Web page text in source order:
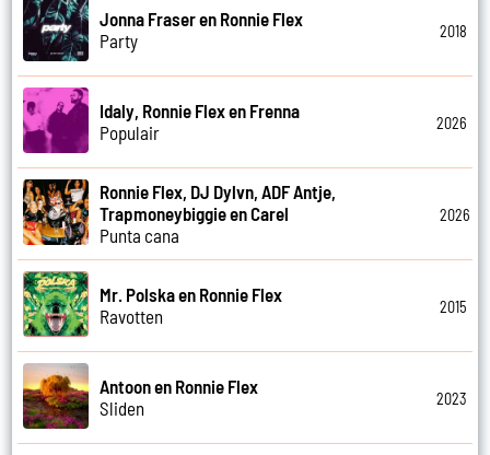
Jonna Fraser en Ronnie Flex
Party
2018
Idaly, Ronnie Flex en Frenna
Populair
2026
Ronnie Flex, DJ Dylvn, ADF Antje,
Trapmoneybiggie en Carel
Punta cana
2026
Mr. Polska en Ronnie Flex
Ravotten
2015
Antoon en Ronnie Flex
Sliden
2023